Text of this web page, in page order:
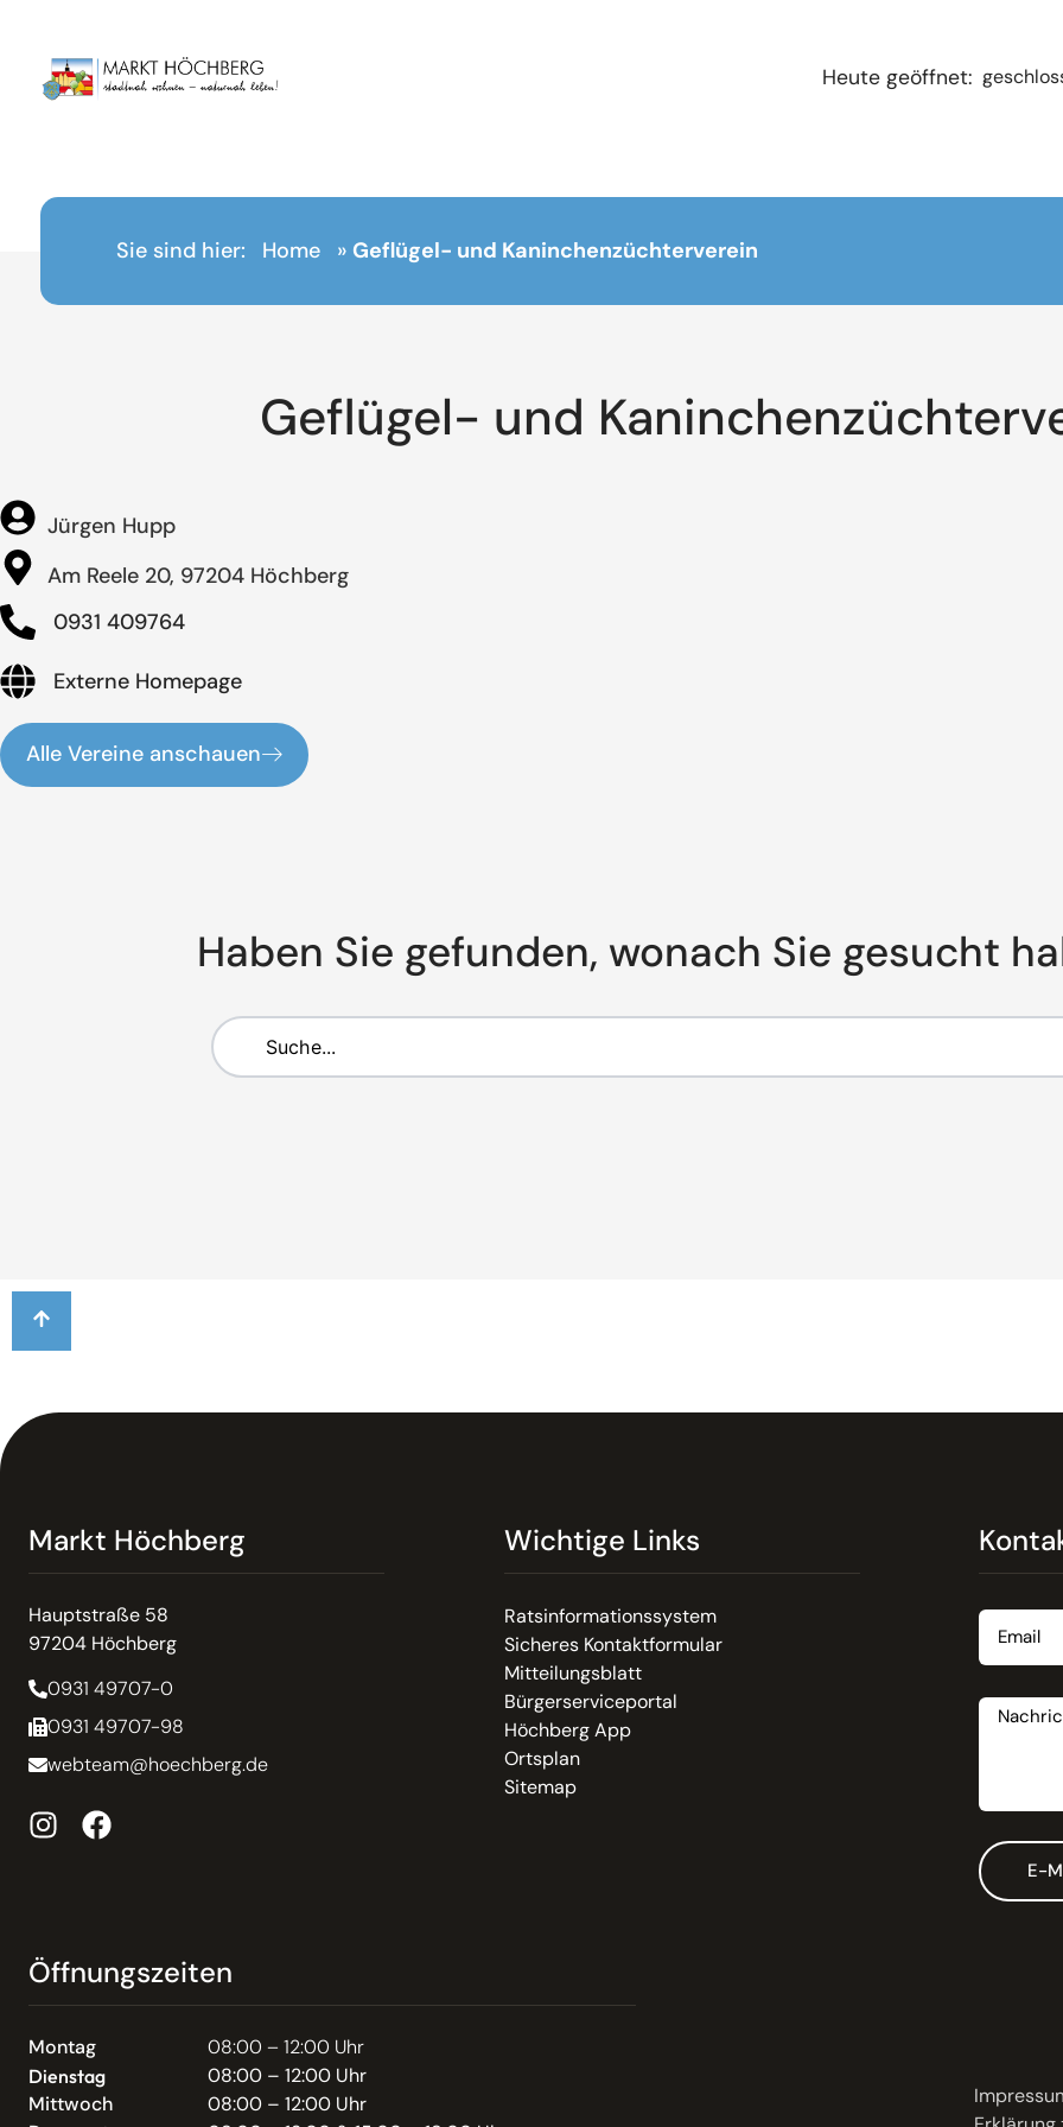
Heute geöffnet:
Sie sind hier: Home » Geflügel- und Kaninchenzüchterverein
Geflügel- und
Jürgen Hupp
Am Reele 20, 97204 Höchberg
0931 409764
Externe Homepage
Alle Vereine anschauen
Haben Sie gefunden, wonach Sie gesucht
Markt Höchberg
Hauptstraße 58
97204 Höchberg
0931 49707-0
0931 49707-98
webteam@hoechberg.de
Wichtige Links
Ratsinformationssystem
Sicheres Kontaktformular
Mitteilungsblatt
Bürgerserviceportal
Höchberg App
Ortsplan
Sitemap
E-
Öffnungszeiten
Montag 08:00 – 12:00 Uhr
Dienstag
08:00 – 12:00 Uhr
Mittwoch
08:00 – 12:00 Uhr